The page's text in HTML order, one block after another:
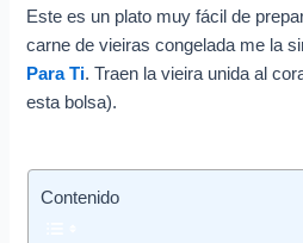
Este es un plato muy fácil de
carne de vieiras congelada me la
Para Ti. Traen la vieira unida al
esta bolsa).
Contenido
r
r
o